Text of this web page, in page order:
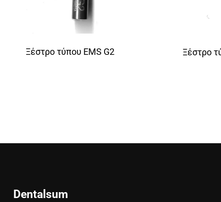
Ξέστρο τύπου EMS G2 Ξέστρο
Dentalsum